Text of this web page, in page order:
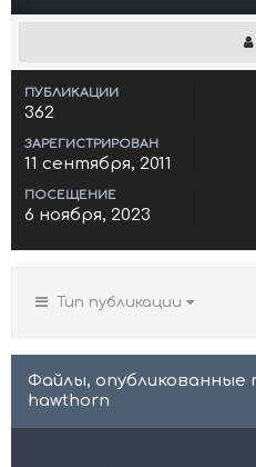
ПУБЛИКАЦИИ
362
ЗАРЕГИСТРИРОВАН
11 сентября, 2011
ПОСЕЩЕНИЕ
6 ноября, 2023
Тип публикации
Файлы, опубликованные
hawthorn